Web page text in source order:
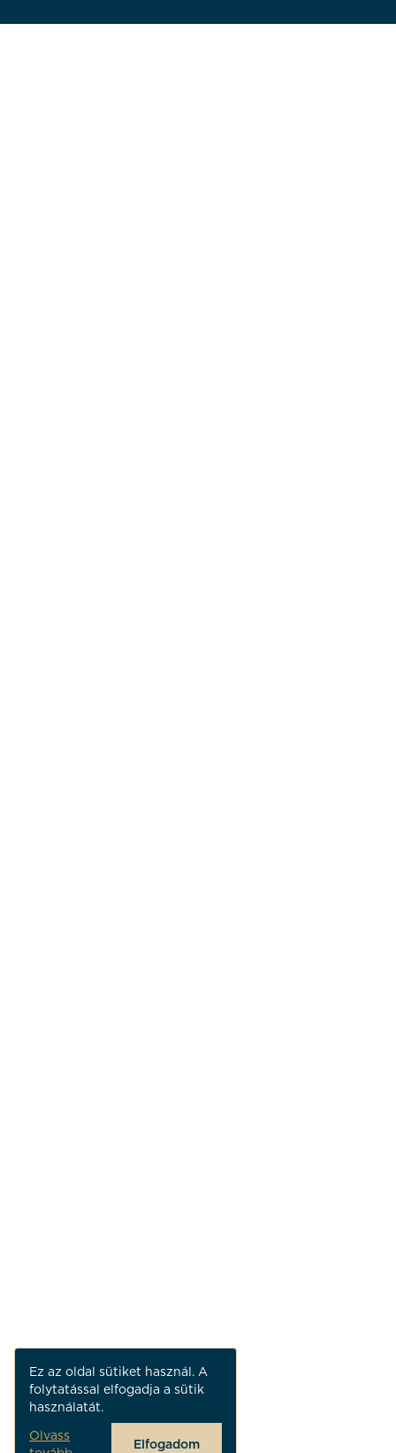
Ez az oldal sütiket használ. A
folytatással elfogadja a sütik
használatát.
Olvass
Elfogadom